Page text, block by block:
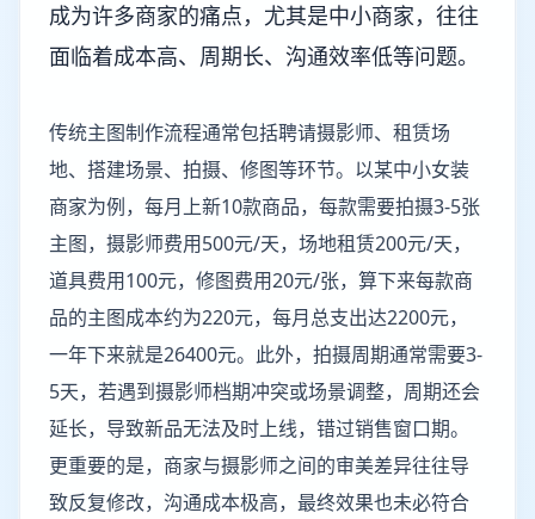
成为许多商家的痛点，尤其是中小商家，往往
面临着成本高、周期长、沟通效率低等问题。
传统主图制作流程通常包括聘请摄影师、租赁场
地、搭建场景、拍摄、修图等环节。以某中小女装
商家为例，每月上新10款商品，每款需要拍摄3-5张
主图，摄影师费用500元/天，场地租赁200元/天，
道具费用100元，修图费用20元/张，算下来每款商
品的主图成本约为220元，每月总支出达2200元，
一年下来就是26400元。此外，拍摄周期通常需要3-
5天，若遇到摄影师档期冲突或场景调整，周期还会
延长，导致新品无法及时上线，错过销售窗口期。
更重要的是，商家与摄影师之间的审美差异往往导
致反复修改，沟通成本极高，最终效果也未必符合